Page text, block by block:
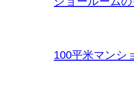
100平米マンシ